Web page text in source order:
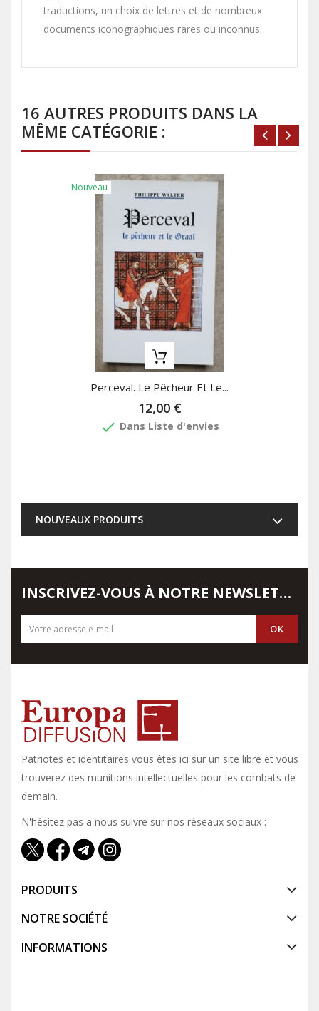
traductions, un choix de lettres et de nombreux
documents iconographiques rares ou inconnus.
16 AUTRES PRODUITS DANS LA
MÊME CATÉGORIE :
Nouveau
Perceval. Le Pêcheur Et Le...
12,00 €
done Dans Liste d'envies
NOUVEAUX PRODUITS
INSCRIVEZ-VOUS À NOTRE NEWSLETTER
Patriotes et identitaires vous êtes ici sur un site libre et vous y
trouverez des munitions intellectuelles pour les combats de
demain.
N'hésitez pas a nous suivre sur nos réseaux sociaux :
PRODUITS
NOTRE SOCIÉTÉ
INFORMATIONS